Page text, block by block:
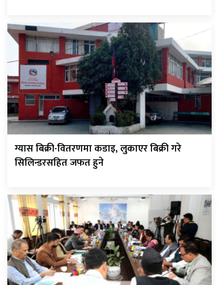
ग्यास बिक्री-वितरणमा कडाइ, लुकाएर बिक्री गरे
सिलिन्डरसहित जफत हुने